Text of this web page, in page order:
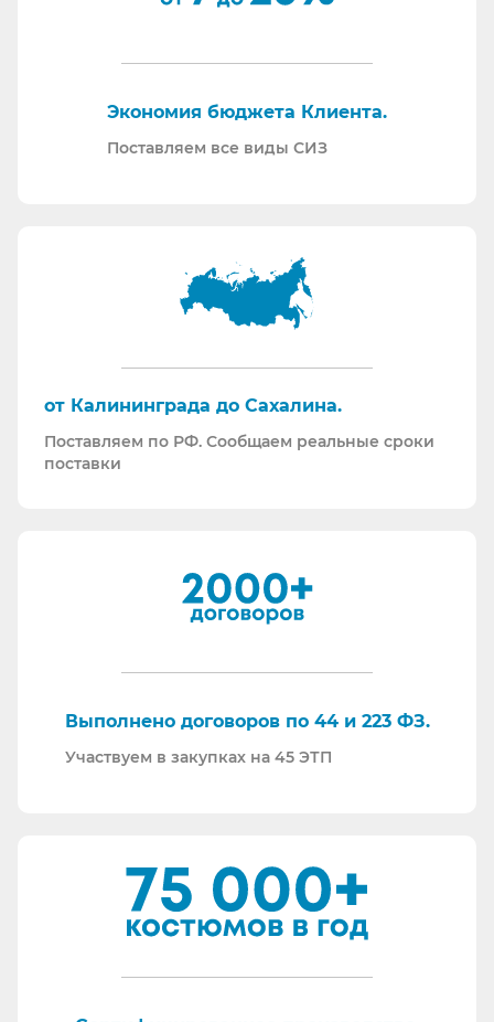
производственных испытаний.
Проводим на предприятиях практические и
Поставляем российскую продукцию для
возмещений по ФСС (Минпромторг).
Поставляем СИЗ по системе маркировки
“Честный Знак”
Работаем преимущественно по ЭДО (“СБИС
как УПД так и накладные со счет-фактурами.
И, наверное, самое главное - мы всегда на связи.
По любому вопросу - звоните, пишите - всегда
Торговые площадки, на которых участвуем в
Экономия бюджета Клиента.
Поставляем все виды СИЗ
от Калининграда до Сахалина.
Поставляем по РФ. Сообщаем реальные сроки
поставки
Выполнено договоров по 44 и 223 ФЗ.
Участвуем в закупках на 45 ЭТП